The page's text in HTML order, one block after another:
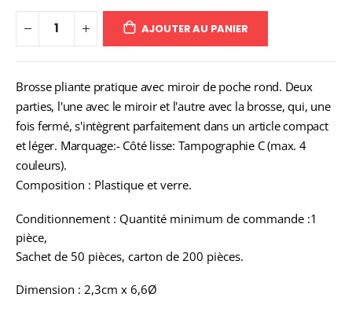
AJOUTER AU PANIER
Brosse pliante pratique avec miroir de poche rond. Deux
parties, l'une avec le miroir et l'autre avec la brosse, qui, une
fois fermé, s'intègrent parfaitement dans un article compact
et léger. Marquage:- Côté lisse: Tampographie C (max. 4
couleurs).
Composition : Plastique et verre.
Conditionnement : Quantité minimum de commande :1
pièce,
Sachet de 50 pièces, carton de 200 pièces.
Dimension : 2,3cm x 6,6Ø